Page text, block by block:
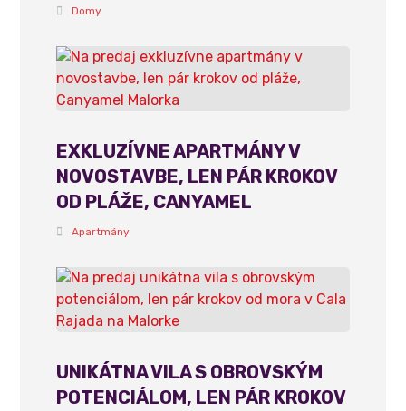
Domy
EXKLUZÍVNE APARTMÁNY V
NOVOSTAVBE, LEN PÁR KROKOV
OD PLÁŽE, CANYAMEL
Apartmány
UNIKÁTNA VILA S OBROVSKÝM
POTENCIÁLOM, LEN PÁR KROKOV